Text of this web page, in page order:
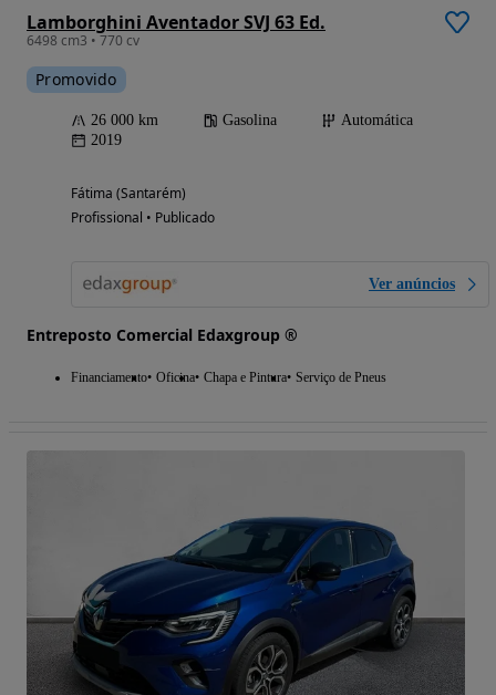
Lamborghini Aventador SVJ 63 Ed.
6498 cm3 • 770 cv
Promovido
26 000 km Gasolina
Automática
2019
Fátima (Santarém)
Profissional • Publicado
Ver anúncios
Entreposto Comercial Edaxgroup ®
Financiamento Oficina Chapa e Pintura Serviço de Pneus